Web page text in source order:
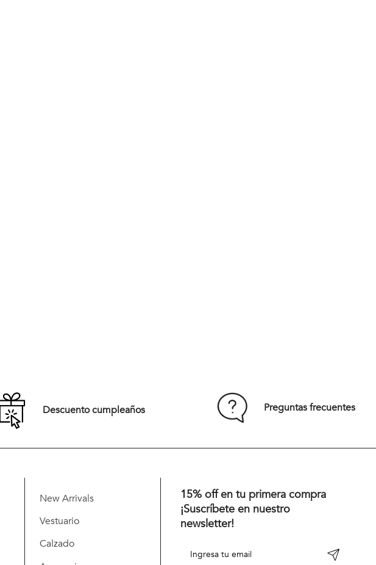
Descuento cumpleaños Preguntas frecuentes
New Arrivals
Vestuario
Calzado
15% off en tu primera compra
¡Suscríbete en nuestro
newsletter!